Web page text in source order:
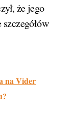
że jego
na Vider